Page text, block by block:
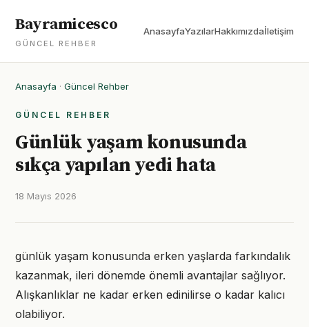
Bayramicesco
GÜNCEL REHBER
AnasayfaYazılarHakkımızdaİletişim
Anasayfa · Güncel Rehber
GÜNCEL REHBER
Günlük yaşam konusunda
sıkça yapılan yedi hata
18 Mayıs 2026
günlük yaşam konusunda erken yaşlarda farkındalık
kazanmak, ileri dönemde önemli avantajlar sağlıyor.
Alışkanlıklar ne kadar erken edinilirse o kadar kalıcı
olabiliyor.